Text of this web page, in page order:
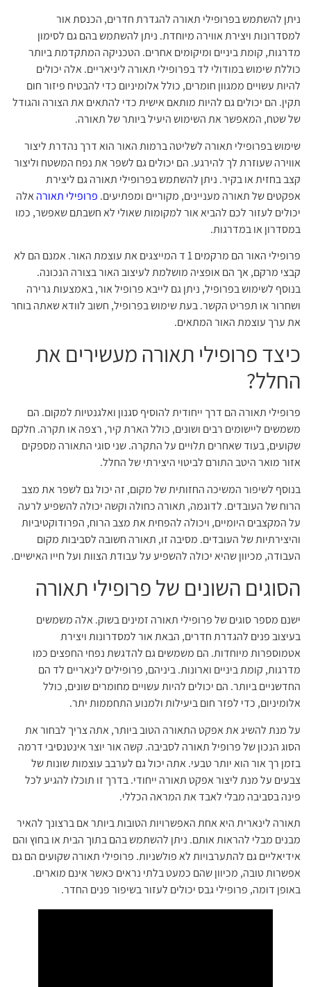
אווירה שעוזרת לך להירגע. הם יכולים גם לשפר את נפח המשטח וליצור
קצב בחזית או בקיר. ניתן להשתמש בפרופילי תאורה גם ליצירת
אפקטים של תאורה מעניינים, מקוריים ומפתיעים.פרופילי תאורה
יכולים לעזור לכם להביא אור למקומות שאולי לא חשבתם שאפשר, כמו
במסדרון או במדרגות.
פרופילי האור הם מרקמים 1 ד המייצגים את עוצמת האור. אמנם הם לא
קבצי מרקם, אך הם אופציה מושלמת לעיצוב האור בצורה הנכונה.
ושחרור או תפריט הקשר. בעת שימוש בפרופיל, חשוב לוודא שאתה בוחר
את ערך עוצמת האור המתאים.
כיצד פרופילי תאורה מעשירים את
החלל?
פרופילי תאורה הם דרך ייחודית להוסיף סגנון ואלגנטיות למקום. הם
משמשים ליישומים רבים ושונים, כולל הארת קיר, רצפה או תקרה. חלקם
שקועים, בעוד שאחרים תלויים על התקרה. שני סוגי התאורה מספקים
אזור מואר היטב התורם לביטוי היצירתי של החלל.
הרוח של העובדים. לדוגמה, תאורה כחולה וקשה יכולה להשפיע לרעה
על המקצבים היומיים, ויכולה להפחית את מצב הרוח, הפרודוקטיביות
והיצירתיות של העובדים. מסיבה זו, תאורה חשובה לסביבות מקום
העבודה, מכיוון שהיא יכולה להשפיע על עבודת הצוות ועל חייו האישיים.
הסוגים השונים של פרופילי תאורה
ישנם מספר סוגים של פרופילי תאורה זמינים בשוק. אלה משמשים
בעיצוב פנים להגדרת חדרים, הבאת אור למסדרונות ויצירת
אטמוספרות מיוחדות. הם משמשים גם להדגשת נפחי החפצים כמו
מדרגות, קומת ביניים וארונות. ביניהם, פרופילים לינאריים לד הם
החדשניים ביותר. הם יכולים להיות עשויים מחומרים שונים, כולל
אלומיניום, כדי לפזר חום ביעילות ולמנוע התחממות יתר.
על מנת להשיג את אפקט התאורה הטוב ביותר, אתה צריך לבחור את
הסוג הנכון של פרופיל תאורה לסביבה. קשה אור יוצר אינטנסיבי דרמה
בזמן רך אור הוא יותר טבעי. אתה יכול גם לערבב עוצמות שונות של
צבעים על מנת ליצור אפקט תאורה ייחודי. בדרך זו תוכלו להגיע לכל
פינה בסביבה מבלי לאבד את המראה הכללי.
תאורה לינארית היא אחת האפשרויות הטובות ביותר אם ברצונך להאיר
מבנים מבלי להראות אותם. ניתן להשתמש בהם בתוך הבית או בחוץ והם
אידיאליים גם להתערבויות לא פולשניות. פרופילי תאורה שקועים הם גם
באופן דומה, פרופילי גבס יכולים לעזור בשיפור פנים החדר.